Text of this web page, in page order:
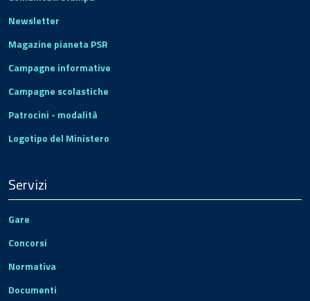
Newsletter
Magazine pianeta PSR
Campagne informative
Campagne scolastiche
Patrocini - modalità
Logotipo del Ministero
Servizi
Gare
Concorsi
Normativa
Documenti